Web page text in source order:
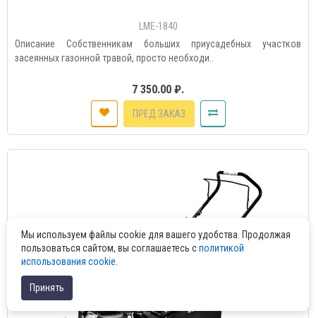
LME-1840
Описание Собственникам больших приусадебных участков
засеянных газонной травой, просто необходи..
7 350.00 ₽.
ПРЕД ЗАКАЗ
Мы используем файлы cookie для вашего удобства. Продолжая
пользоваться сайтом, вы соглашаетесь сполитикой
использования cookie
Принять